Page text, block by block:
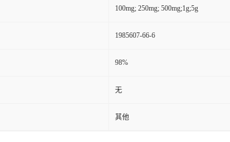
100mg; 250mg; 500mg;1g;5g
1985607-66-6
98%
无
其他